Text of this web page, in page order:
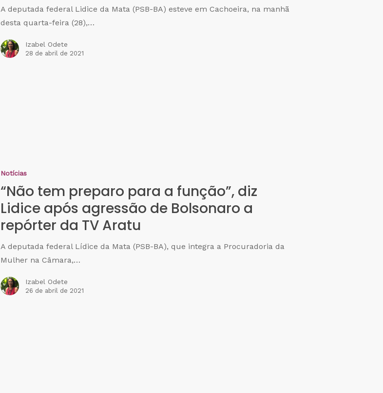
A deputada federal Lidice da Mata (PSB-BA) esteve em Cachoeira, na manhã
desta quarta-feira (28),…
Izabel Odete
28 de abril de 2021
Notícias
“Não tem preparo para a função”, diz
Lidice após agressão de Bolsonaro a
repórter da TV Aratu
A deputada federal Lídice da Mata (PSB-BA), que integra a Procuradoria da
Mulher na Câmara,…
Izabel Odete
26 de abril de 2021